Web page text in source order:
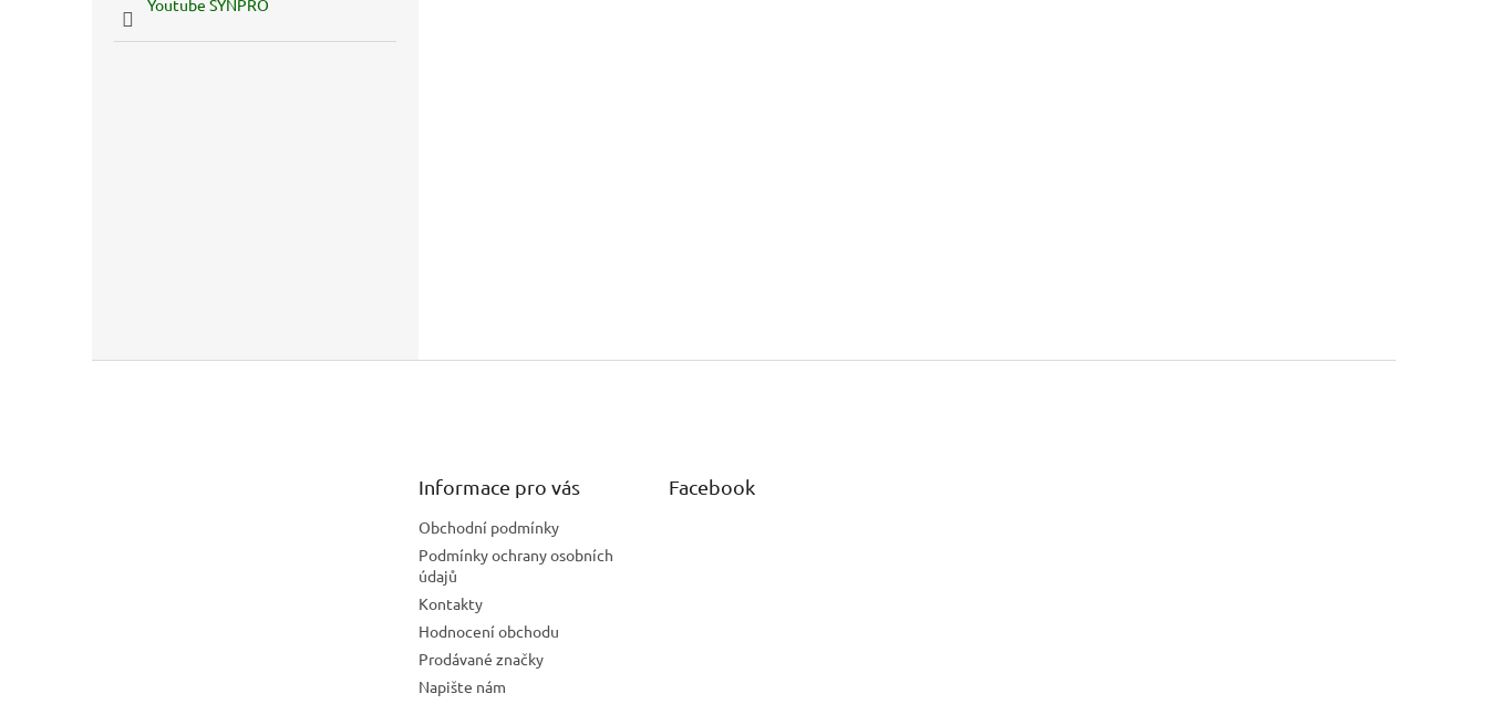
Youtube SYNPRO
Informace pro vás
Obchodní podmínky
Podmínky ochrany osobních
údajů
Kontakty
Hodnocení obchodu
Prodávané značky
Napište nám
Facebook